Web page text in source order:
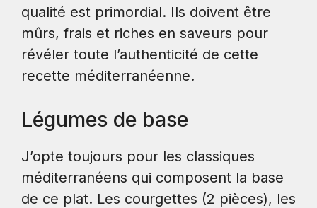
qualité est primordial. Ils doivent être
mûrs, frais et riches en saveurs pour
révéler toute l’authenticité de cette
recette méditerranéenne.
Légumes de base
J’opte toujours pour les classiques
méditerranéens qui composent la base
de ce plat. Les courgettes (2 pièces), les